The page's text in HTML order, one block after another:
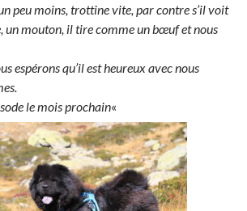
peu moins, trottine vite, par contre s’il voit
un mouton, il tire comme un bœuf et nous
espérons qu’il est heureux avec nous
le mois prochain«